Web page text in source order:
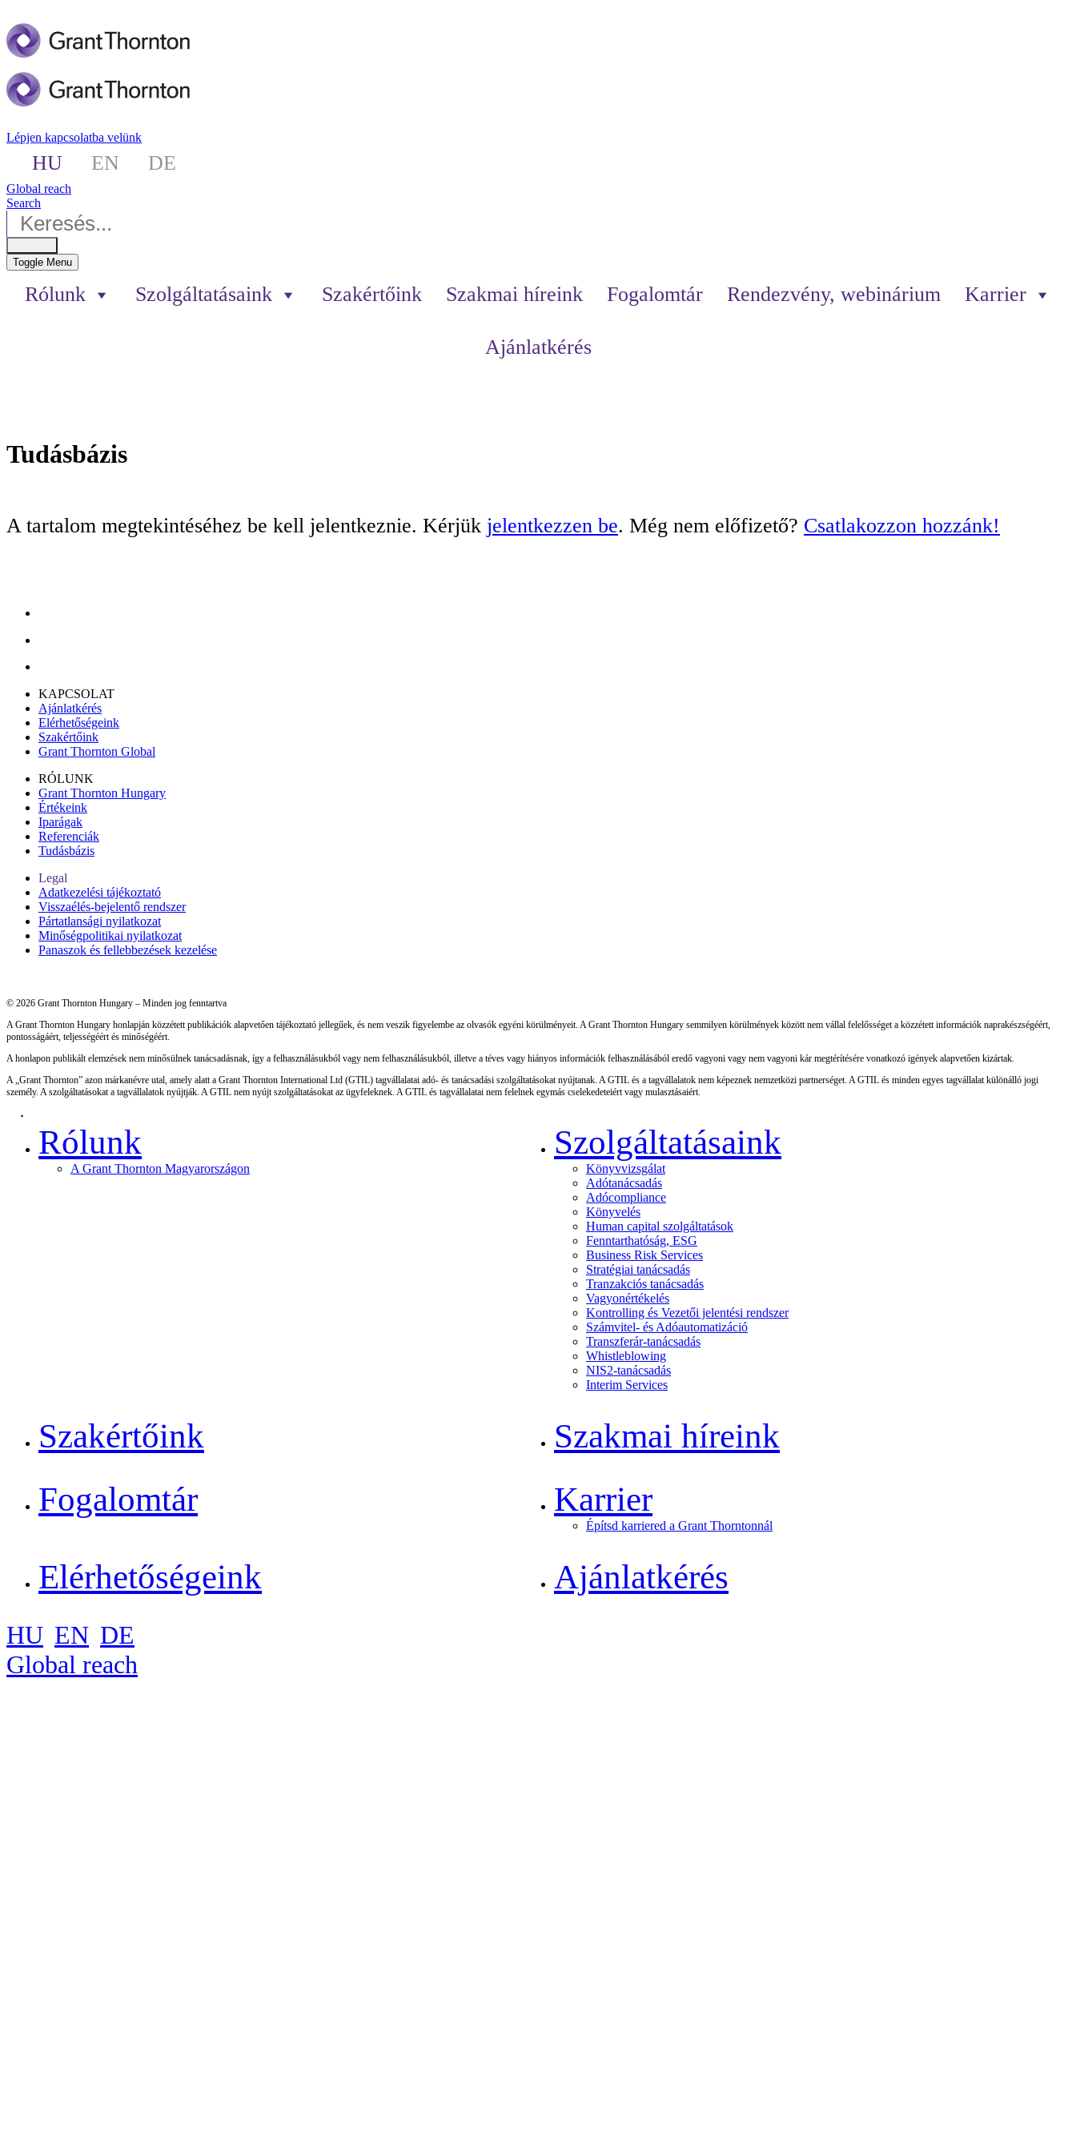
Lépjen kapcsolatba velünk
HU EN DE
Global reach
Search
Toggle Menu
Rólunk Szolgáltatásaink Szakértőink Szakmai híreink Fogalomtár Rendezvény, webinárium Karrier
Ajánlatkérés
Tudásbázis
A tartalom megtekintéséhez be kell jelentkeznie. Kérjük jelentkezzen be. Még nem előfizető? Csatlakozzon hozzánk!
KAPCSOLAT
Ajánlatkérés
Elérhetőségeink
Szakértőink
Grant Thornton Global
RÓLUNK
Grant Thornton Hungary
Értékeink
Iparágak
Referenciák
Tudásbázis
Legal
Adatkezelési tájékoztató
Visszaélés-bejelentő rendszer
Pártatlansági nyilatkozat
Minőségpolitikai nyilatkozat
Panaszok és fellebbezések kezelése
© 2026 Grant Thornton Hungary – Minden jog fenntartva
A Grant Thornton Hungary honlapján közzétett publikációk alapvetően tájékoztató jellegűek, és nem veszik figyelembe az olvasók egyéni körülményeit. A Grant Thornton Hungary semmilyen körülmények között nem vállal felelősséget a közzétett információk naprakészségéért,
pontosságáért, teljességéért és minőségéért.
A honlapon publikált elemzések nem minősülnek tanácsadásnak, így a felhasználásukból vagy nem felhasználásukból, illetve a téves vagy hiányos információk felhasználásából eredő vagyoni vagy nem vagyoni kár megtérítésére vonatkozó igények alapvetően kizártak.
A „Grant Thornton” azon márkanévre utal, amely alatt a Grant Thornton International Ltd (GTIL) tagvállalatai adó- és tanácsadási szolgáltatásokat nyújtanak. A GTIL és a tagvállalatok nem képeznek nemzetközi partnerséget. A GTIL és minden egyes tagvállalat különálló jogi
személy. A szolgáltatásokat a tagvállalatok nyújtják. A GTIL nem nyújt szolgáltatásokat az ügyfeleknek. A GTIL és tagvállalatai nem felelnek egymás cselekedeteiért vagy mulasztásaiért.
Rólunk
A Grant Thornton Magyarországon
Szolgáltatásaink
Könyvvizsgálat
Adótanácsadás
Adócompliance
Könyvelés
Human capital szolgáltatások
Fenntarthatóság, ESG
Business Risk Services
Stratégiai tanácsadás
Tranzakciós tanácsadás
Vagyonértékelés
Kontrolling és Vezetői jelentési rendszer
Számvitel- és Adóautomatizáció
Transzferár-tanácsadás
Whistleblowing
NIS2-tanácsadás
Interim Services
Szakértőink
Szakmai híreink
Fogalomtár
Karrier
Építsd karriered a Grant Thorntonnál
Elérhetőségeink Ajánlatkérés
HU EN DE
Global reach